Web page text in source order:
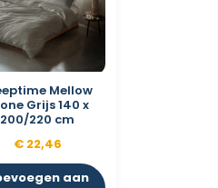
Mellow
Grijs 140 x
200/220 cm
€22,46
aan